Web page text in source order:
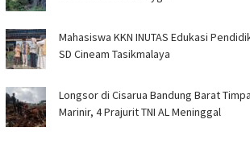
Mahasiswa KKN INUTAS Edukasi
SD Cineam Tasikmalaya
Longsor di Cisarua Bandung Barat
Marinir, 4 Prajurit TNI AL Meninggal